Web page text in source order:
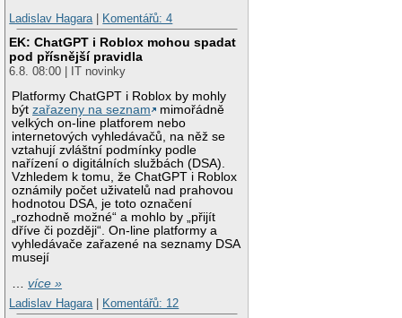
Ladislav Hagara| Komentářů: 4
EK: ChatGPT i Roblox mohou spadat
pod přísnější pravidla
6.8. 08:00 | IT novinky
Platformy ChatGPT i Roblox by mohly
býtzařazeny na seznam
mimořádně
velkých on-line platforem nebo
internetových vyhledávačů, na něž se
vztahují zvláštní podmínky podle
nařízení o digitálních službách (DSA).
Vzhledem k tomu, že ChatGPT i Roblox
oznámily počet uživatelů nad prahovou
hodnotou DSA, je toto označení
„rozhodně možné“ a mohlo by „přijít
dříve či později“. On-line platformy a
vyhledávače zařazené na seznamy DSA
musejí
…více »
Ladislav Hagara | Komentářů: 12